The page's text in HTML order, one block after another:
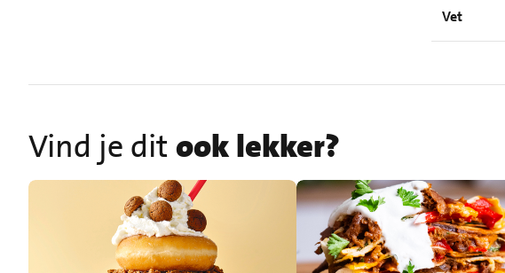
Vet
Vind je ditook lekker?